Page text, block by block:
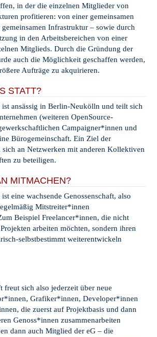
in der die einzelnen Mitglieder von
profitieren: von einer gemeinsamen
Infrastruktur – sowie durch
in den Arbeitsbereichen von einer
Mitglieds. Durch die Gründung der
auch die Möglichkeit geschaffen werden,
Aufträge zu akquirieren.
STATT?
ansässig in Berlin-Neukölln und teilt sich
(weiteren OpenSource-
Campaigner*innen und
Bürogemeinschaft. Ein Ziel der
sich an Netzwerken mit anderen Kollektiven
zu beteiligen.
MITMACHEN?
eine wachsende Genossenschaft, also
Mitstreiter*innen
Beispiel Freelancer*innen, die nicht
arbeiten möchten, sondern ihren
selbstbestimmt weiterentwickeln
freut sich also jederzeit über neue
Grafiker*innen, Developer*innen
die zuerst auf Projektbasis und dann
Genoss*innen zusammenarbeiten
dann auch Mitglied der eG – die